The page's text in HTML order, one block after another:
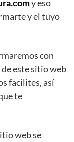
y eso
y el tuyo
con
este sitio web
facilites, así
te
web se